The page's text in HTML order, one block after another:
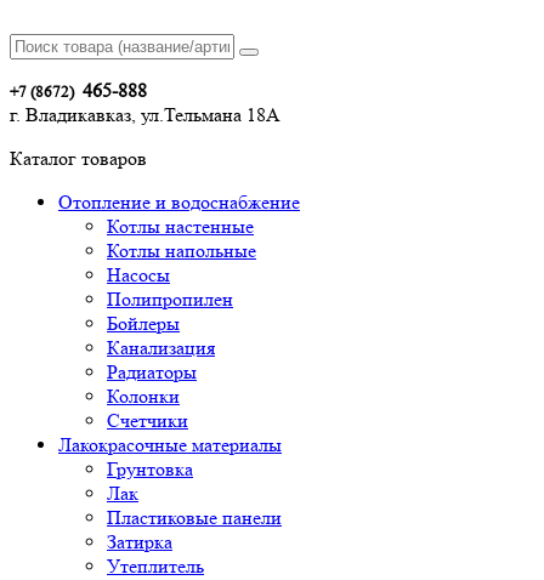
+7 (8672) 465-888
г. Владикавказ, ул.Тельмана 18А
Каталог товаров
Отопление и водоснабжение
Котлы настенные
Котлы напольные
Насосы
Полипропилен
Бойлеры
Канализация
Радиаторы
Колонки
Счетчики
Лакокрасочные материалы
Грунтовка
Лак
Пластиковые панели
Затирка
Утеплитель